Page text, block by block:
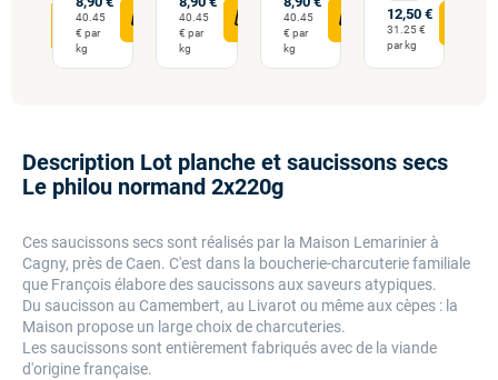
40.45
€ par
kg
40.45
€ par
kg
40.45
€ par
kg
12,50 €
31.25 €
par kg
Description Lot planche et saucissons secs
Le philou normand 2x220g
Ces saucissons secs sont réalisés par la Maison Lemarinier à
Cagny, près de Caen. C'est dans la boucherie-charcuterie familiale
que François élabore des saucissons aux saveurs atypiques.
Du saucisson au Camembert, au Livarot ou même aux cèpes : la
Maison propose un large choix de charcuteries.
Les saucissons sont entièrement fabriqués avec de la viande
d'origine française.